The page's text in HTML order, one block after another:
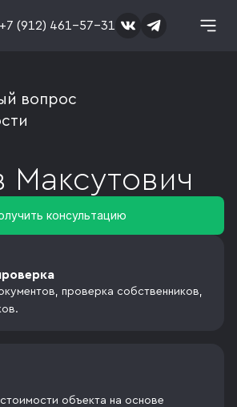
+7 (912) 461-57-31
вопрос
Максутович
консультацию
проверка собственников,
объекта на основе